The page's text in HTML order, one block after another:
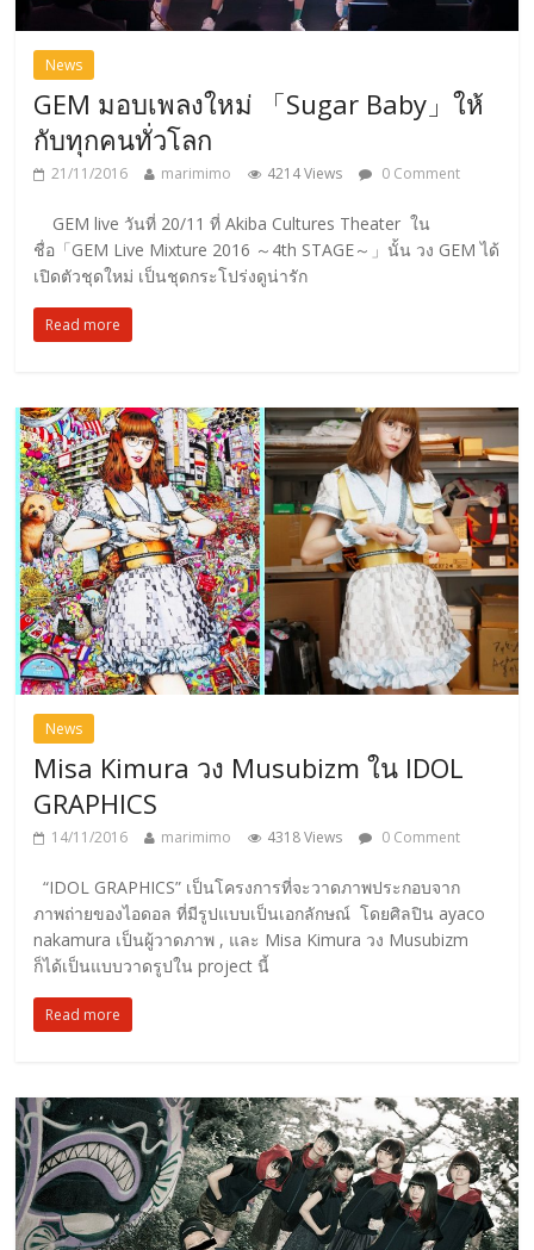
News
GEM มอบเพลงใหม่ 「Sugar Baby」ให้
กับทุกคนทั่วโลก
21/11/2016 marimimo 4214 Views 0 Comment
GEM live วันที่ 20/11 ที่ Akiba Cultures Theater ใน
ชื่อ「GEM Live Mixture 2016 ～4th STAGE～」นั้น วง GEM ได้
เปิดตัวชุดใหม่ เป็นชุดกระโปร่งดูน่ารัก
Read more
News
Misa Kimura วง Musubizm ใน IDOL
GRAPHICS
14/11/2016 marimimo 4318 Views 0 Comment
“IDOL GRAPHICS” เป็นโครงการที่จะวาดภาพประกอบจาก
ภาพถ่ายของไอดอล ที่มีรูปแบบเป็นเอกลักษณ์ โดยศิลปิน ayaco
nakamura เป็นผู้วาดภาพ , และ Misa Kimura วง Musubizm
ก็ได้เป็นแบบวาดรูปใน project นี้
Read more